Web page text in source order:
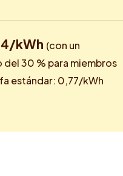
kWh (con un
30 % para miembros
estándar: 0,77/kWh